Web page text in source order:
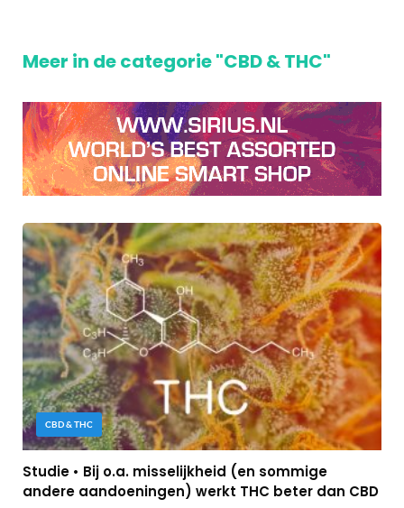
Meer in de categorie "CBD & THC"
CBD & THC
Studie • Bij o.a. misselijkheid (en sommige
andere aandoeningen) werkt THC beter dan CBD